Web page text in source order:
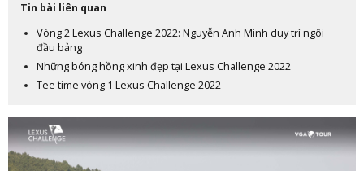
Tin bài liên quan
Vòng 2 Lexus Challenge 2022: Nguyễn Anh Minh duy trì ngôi
đầu bảng
Những bóng hồng xinh đẹp tại Lexus Challenge 2022
Tee time vòng 1 Lexus Challenge 2022